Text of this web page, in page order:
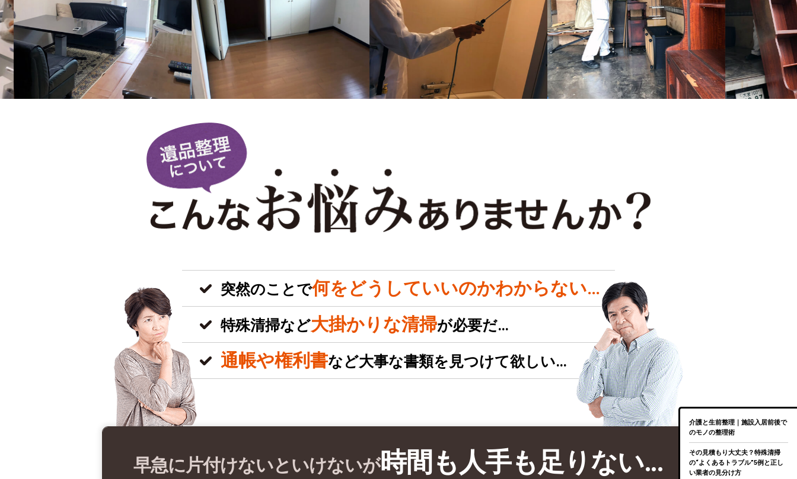
突然のことで何をどうしていいのかわからない…
特殊清掃など大掛かりな清掃が必要だ…
通帳や権利書など大事な書類を見つけて欲しい…
早急に片付けないといけないが時間も人手も足りない…
介護と生前整理｜施設入居前後で
のモノの整理術
その見積もり大丈夫？特殊清掃
の“よくあるトラブル”5例と正し
い業者の見分け方